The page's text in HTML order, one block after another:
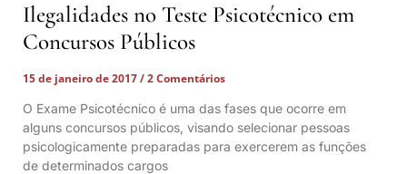
Ilegalidades no Teste Psicotécnico em
Concursos Públicos
15 de janeiro de 2017
2 Comentários
O Exame Psicotécnico é uma das fases que ocorre em
alguns concursos públicos, visando selecionar pessoas
psicologicamente preparadas para exercerem as funções
de determinados cargos